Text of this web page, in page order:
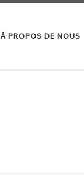
À PROPOS DE NOUS